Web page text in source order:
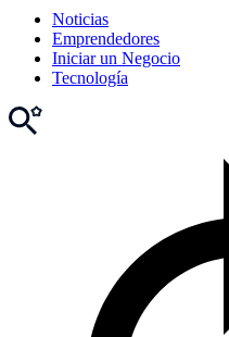
Noticias
Emprendedores
Iniciar un Negocio
Tecnología